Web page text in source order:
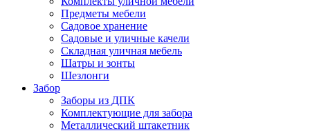
Предметы мебели
Садовое хранение
Садовые и уличные качели
Складная уличная мебель
Шатры и зонты
Шезлонги
Забор
Заборы из ДПК
Комплектующие для забора
Металлический штакетник